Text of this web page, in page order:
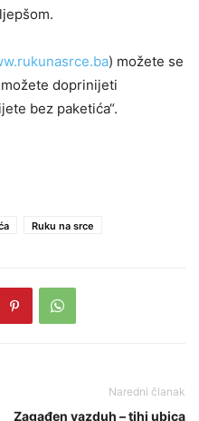
) možete se
doprinijeti
bez paketića“.
Ruku na srce
Naredni članak
Zagađen vazduh – tihi ubica